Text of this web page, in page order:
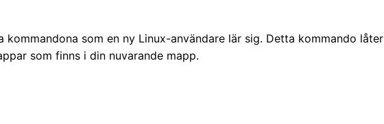
kommandona som en ny Linux-användare lär sig. Detta kommando låter
som finns i din nuvarande mapp.